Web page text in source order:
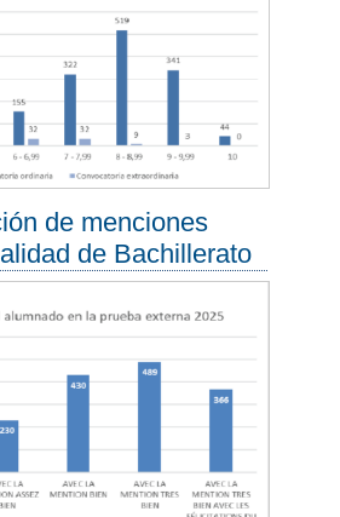
de menciones
de Bachillerato